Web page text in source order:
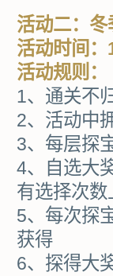
页游网
新浪
页游 网易
多玩
中华网
Cwan
游一游
40407
网游网 一游网
开服网
游戏
游戏
活动二：
活动时间
活动规则：
1、通关不
2、活动中
3、每层探
4、自选大
有选择次数
5、每次探
获得
6、探得大